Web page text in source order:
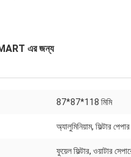
এর জন্য
87*87*118 মিমি
অ্যালুমিনিয়াম, ফিল্টার পেপার
ফুয়েল ফিল্টার, ওয়াটার